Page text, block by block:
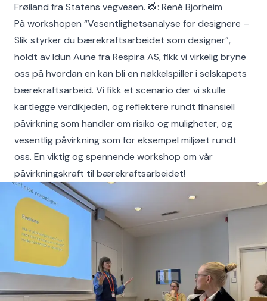
Frøiland fra Statens vegvesen. 📸: René Bjorheim
På workshopen “Vesentlighetsanalyse for designere –
Slik styrker du bærekraftsarbeidet som designer”,
holdt av Idun Aune fra Respira AS, fikk vi virkelig bryne
oss på hvordan en kan bli en nøkkelspiller i selskapets
bærekraftsarbeid. Vi fikk et scenario der vi skulle
kartlegge verdikjeden, og reflektere rundt finansiell
påvirkning som handler om risiko og muligheter, og
vesentlig påvirkning som for eksempel miljøet rundt
oss. En viktig og spennende workshop om vår
påvirkningskraft til bærekraftsarbeidet!